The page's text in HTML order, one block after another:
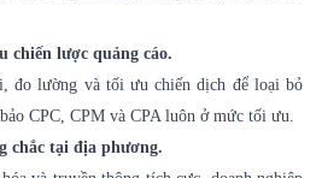
chiến lược quảng cáo.
đo lường và tối ưu chiến dịch để loại bỏ
CPC, CPM và CPA luôn ở mức tối ưu.
chắc tại địa phương.